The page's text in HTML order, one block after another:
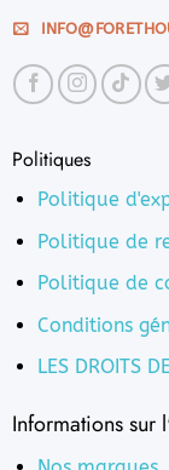
sur
la
page
Politiques
Politique
Politique de
Politique de
Conditions
LES DROITS
Informations sur